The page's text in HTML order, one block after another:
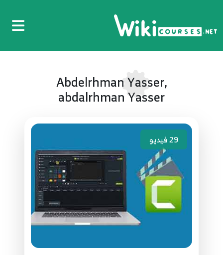
Abdelrhman Yasser,
abdalrhman Yasser
29فيديو